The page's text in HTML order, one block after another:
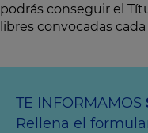
podrás conseguir el
libres convocadas cada
TE INFORMAMOS
Rellena el